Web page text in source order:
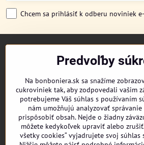
Chcem sa prihlásiť k odberu noviniek
DORUČENIE OBJEDNÁVKY
REKLAMAČNÉ PODMIENKY
OBCHODNÉ PODMIENKY
KONTAKT
Predvoľby
Na bonboniera.sk sa snažíme
cukroviniek tak, aby zodpovedali vašim
potrebujeme Váš súhlas s používaním
nám umožňujú analyzovať
prispôsobiť obsah. Nejde o žiadny
môžete kedykoľvek upraviť alebo
všetky cookies“ vyjadrujete svoj súhlas